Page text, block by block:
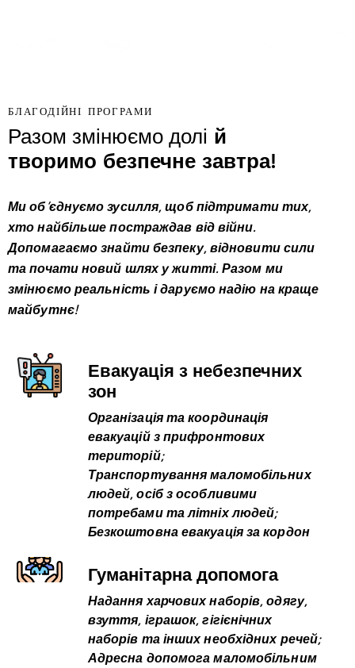
БЛАГОДІЙНІ ПРОГРАМИ
Разом змінюємо долі й
творимо безпечне завтра!
Ми об’єднуємо зусилля, щоб підтримати тих,
хто найбільше постраждав від війни.
Допомагаємо знайти безпеку, відновити сили
та почати новий шлях у житті. Разом ми
змінюємо реальність і даруємо надію на краще
майбутнє!
Евакуація з небезпечних
зон
Організація та координація
евакуацій з прифронтових
територій;
Транспортування маломобільних
людей, осіб з особливими
потребами та літніх людей;
Безкоштовна евакуація за кордон
Гуманітарна допомога
Надання харчових наборів, одягу,
взуття, іграшок, гігієнічних
наборів та інших необхідних речей;
Адресна допомога маломобільним